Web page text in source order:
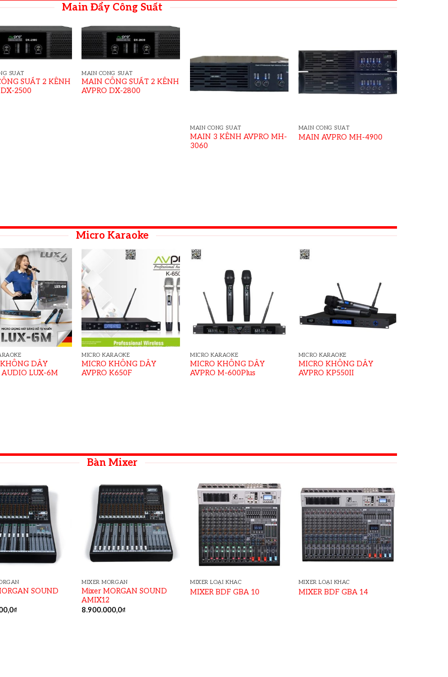
Main Đẩy Công Suất
SUẤT
SUẤT 2 KÊNH
2500
MAIN CÔNG SUẤT
MAIN CÔNG SUẤT 2 KÊNH
AVPRO DX-2800
MAIN CÔNG SUẤT
MAIN 3 KÊNH AVPRO MH-
3060
MAIN CÔNG SUẤT
MAIN AVPRO MH-4900
Micro Karaoke
DÂY
AUDIO LUX-6M
MICRO KARAOKE
MICRO KHÔNG DÂY
AVPRO K650F
MICRO KARAOKE
MICRO KHÔNG DÂY
AVPRO M-600Plus
MICRO KARAOKE
MICRO KHÔNG DÂY
AVPRO KP550II
Bàn Mixer
SOUND
₫
MIXER MORGAN
Mixer MORGAN SOUND
AMIX12
8.900.000,0₫
MIXER LOẠI KHÁC
MIXER BDF GBA 10
MIXER LOẠI KHÁC
MIXER BDF GBA 14